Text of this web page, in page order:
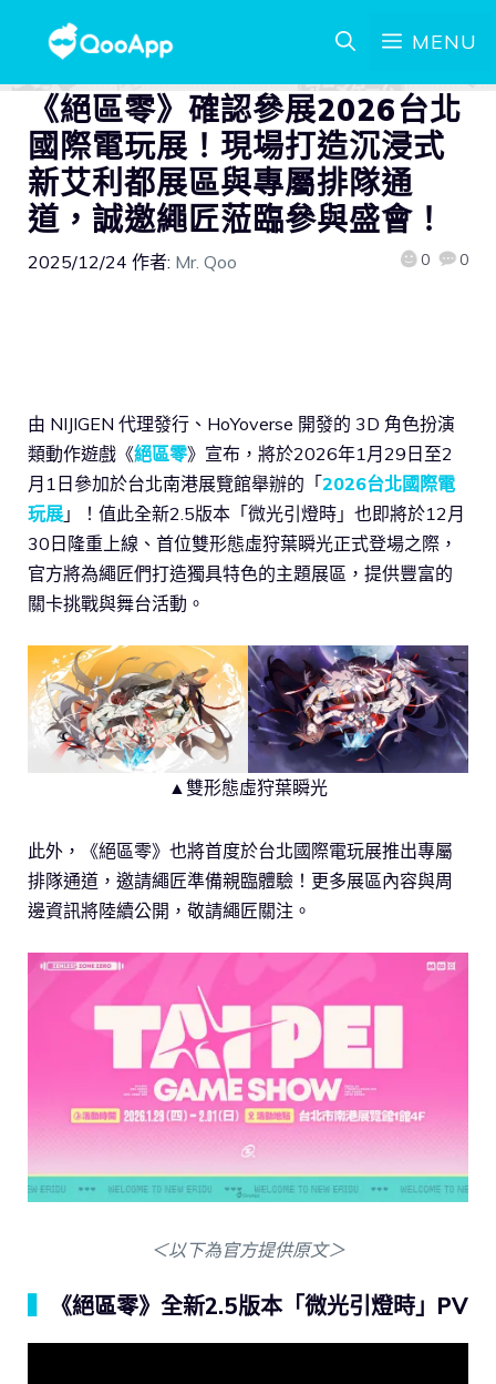
MENU
《絕區零》確認參展2026台北
國際電玩展！現場打造沉浸式
新艾利都展區與專屬排隊通
道，誠邀繩匠蒞臨參與盛會！
2025/12/24 作者: Mr. Qoo 0 0
由 NIJIGEN 代理發行、HoYoverse 開發的 3D 角色扮演
類動作遊戲《絕區零》宣布，將於2026年1月29日至2
月1日參加於台北南港展覽館舉辦的「2026台北國際電
玩展 」！值此全新2.5版本「微光引燈時」也即將於12月
30日隆重上線、首位雙形態虛狩葉瞬光正式登場之際，
官方將為繩匠們打造獨具特色的主題展區，提供豐富的
關卡挑戰與舞台活動。
▲雙形態虛狩葉瞬光
此外，《絕區零》也將首度於台北國際電玩展推出專屬
排隊通道，邀請繩匠準備親臨體驗！更多展區內容與周
邊資訊將陸續公開，敬請繩匠關注。
＜以下為官方提供原文＞
《絕區零》全新2.5版本「微光引燈時」PV